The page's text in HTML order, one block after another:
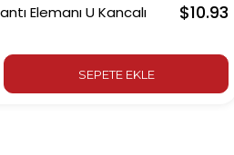
Elemanı U Kancalı
$10.93
SEPETE EKLE